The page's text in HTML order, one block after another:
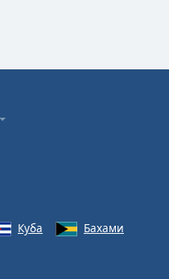
Куба
Бахами